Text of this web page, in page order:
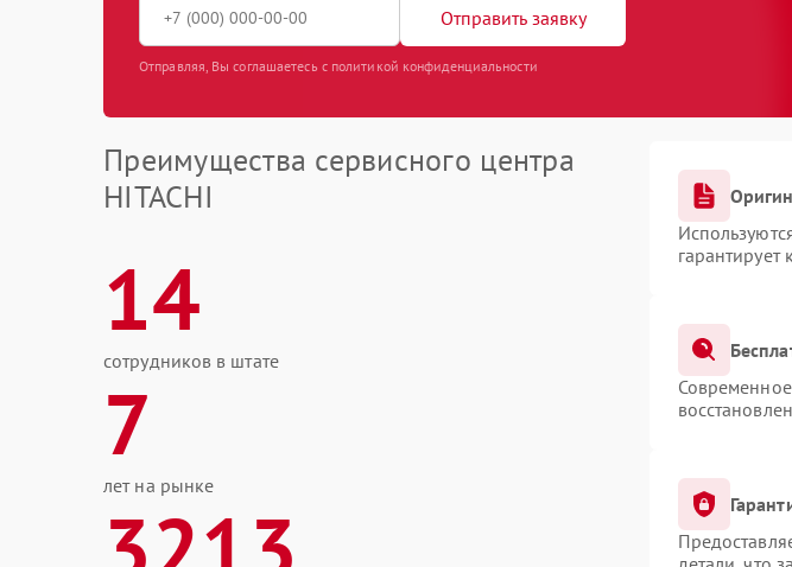
Отправить заявку
Отправляя, Вы соглашаетесь с политикой конфиденциальности
Преимущества сервисного центра
HITACHI
14
сотрудников в штате
7
лет на рынке